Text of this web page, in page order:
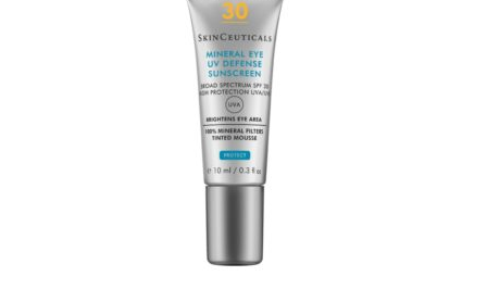
IN WINKELMAND